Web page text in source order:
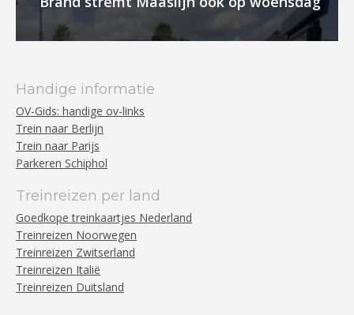
Handige informatie
OV-Gids: handige ov-links
Trein naar Berlijn
Trein naar Parijs
Parkeren Schiphol
Treinreizen per land
Goedkope treinkaartjes Nederland
Treinreizen Noorwegen
Treinreizen Zwitserland
Treinreizen Italië
Treinreizen Duitsland